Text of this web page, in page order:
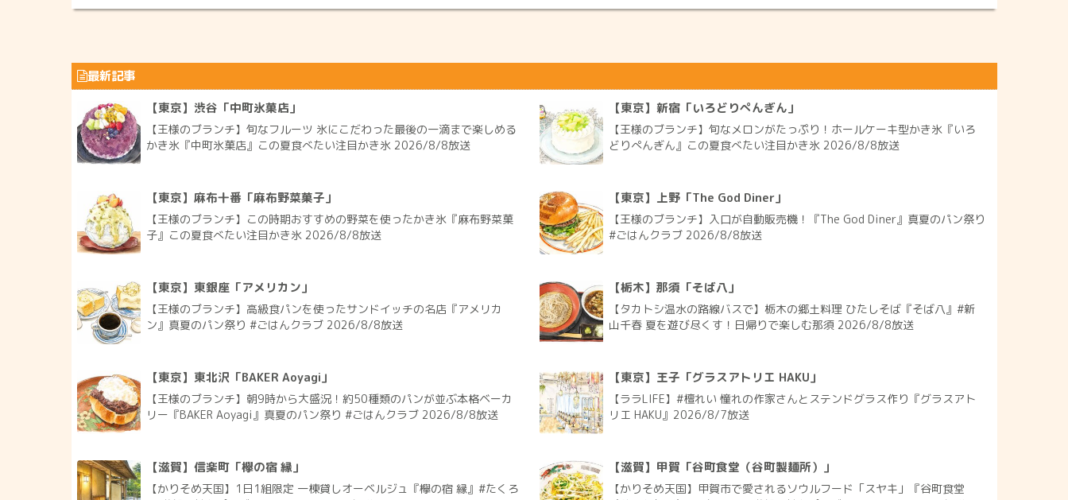
最新記事
【東京】渋谷「中町氷菓店」
【王様のブランチ】旬なフルーツ 氷にこだわった最後の一滴まで楽しめる
かき氷『中町氷菓店』この夏食べたい注目かき氷 2026/8/8放送
【東京】新宿「いろどりぺんぎん」
【王様のブランチ】旬なメロンがたっぷり！ホールケーキ型かき氷『いろ
どりぺんぎん』この夏食べたい注目かき氷 2026/8/8放送
【東京】麻布十番「麻布野菜菓子」
【王様のブランチ】この時期おすすめの野菜を使ったかき氷『麻布野菜菓
子』この夏食べたい注目かき氷 2026/8/8放送
【東京】上野「The God Diner」
【王様のブランチ】入口が自動販売機！『The God Diner』真夏のパン祭り
#ごはんクラブ 2026/8/8放送
【東京】東銀座「アメリカン」
【王様のブランチ】高級食パンを使ったサンドイッチの名店『アメリカ
ン』真夏のパン祭り #ごはんクラブ 2026/8/8放送
【栃木】那須「そば八」
【タカトシ温水の路線バスで】栃木の郷土料理 ひたしそば『そば八』#新
山千春 夏を遊び尽くす！日帰りで楽しむ那須 2026/8/8放送
【東京】東北沢「BAKER Aoyagi」
【王様のブランチ】朝9時から大盛況！約50種類のパンが並ぶ本格ベーカ
リー『BAKER Aoyagi』真夏のパン祭り #ごはんクラブ 2026/8/8放送
【東京】王子「グラスアトリエ HAKU」
【ララLIFE】#檀れい 憧れの作家さんとステンドグラス作り『グラスアト
リエ HAKU』2026/8/7放送
【滋賀】信楽町「欅の宿 縁」
【かりそめ天国】1日1組限定 一棟貸しオーベルジュ『欅の宿 縁』#たくろ
【滋賀】甲賀「谷町食堂（谷町製麺所）」
【かりそめ天国】甲賀市で愛されるソウルフード「スヤキ」『谷町食堂